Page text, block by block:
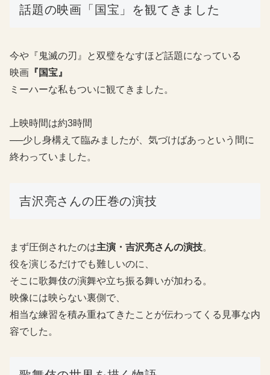
話題の映画「国宝」を観てきました
今や『鬼滅の刃』と双璧をなすほど話題になっている
映画 『国宝』
ミーハーな私もついに観てきました。
上映時間は約3時間
──少し身構えて臨みましたが、気づけばあっという間に
終わっていました。
吉沢亮さんの圧巻の演技
まず圧倒されたのは主演・吉沢亮さんの演技。
役を演じるだけでも難しいのに、
そこに歌舞伎の演舞や立ち振る舞いが加わる。
映像には映らない裏側で、
相当な練習を積み重ねてきたことが伝わってくる見事な内
容でした。